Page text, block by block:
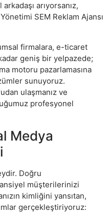
arıyorsanız,
SEM Reklam Ajansı
firmalara, e-ticaret
geniş bir yelpazede;
motoru pazarlamasına
sunuyoruz.
ulaşmanız ve
profesyonel
Medya
Doğru
müşterilerinizi
kimliğini yansıtan,
gerçekleştiriyoruz: